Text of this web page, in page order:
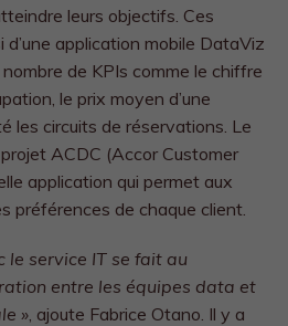
leurs objectifs. Ces
application mobile DataViz
de KPIs comme le chiffre
le prix moyen d’une
les circuits de réservations. Le
ACDC (Accor Customer
application qui permet aux
préférences de chaque client.
le service IT se fait au
entre les équipes data et
», ajoute Fabrice Otano. Il y a